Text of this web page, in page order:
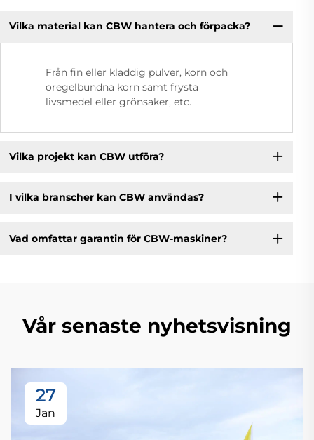
Vilka material kan CBW hantera och förpacka?
Från fin eller kladdig pulver, korn och
oregelbundna korn samt frysta
livsmedel eller grönsaker, etc.
Vilka projekt kan CBW utföra?
I vilka branscher kan CBW användas?
Vad omfattar garantin för CBW-maskiner?
Vår senaste nyhetsvisning
27
Jan